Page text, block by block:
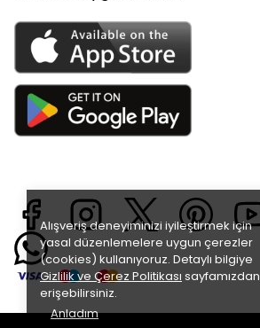
Alışveriş deneyiminizi iyileştirmek için
yasal düzenlemelere uygun çerezler
(cookies) kullanıyoruz. Detaylı bilgiye
Gizlilik ve Çerez Politikası sayfamızdan
erişebilirsiniz.
Anladım